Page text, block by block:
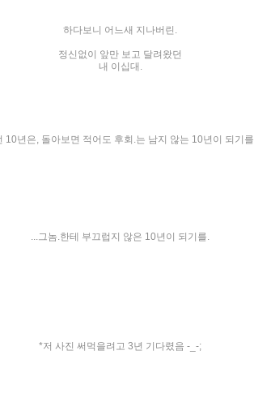
하다보니 어느새 지나버린.
정신없이 앞만 보고 달려왔던
내 이십대.
10년은, 돌아보면 적어도 후회.는 남지 않는 10년이 되기를.
...그놈.한테 부끄럽지 않은 10년이 되기를.
*저 사진 써먹을려고 3년 기다렸음 -_-;